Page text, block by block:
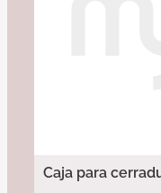
Caja para